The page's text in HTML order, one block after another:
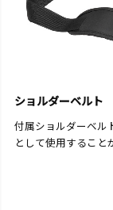
ショルダーベルト
付属ショルダーベル
として使用すること